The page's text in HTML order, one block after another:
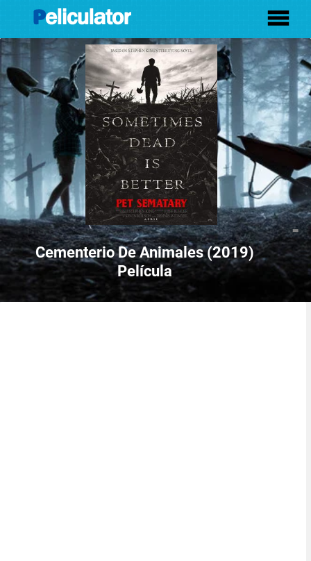
Cementerio De Animales (2019)
Película
-